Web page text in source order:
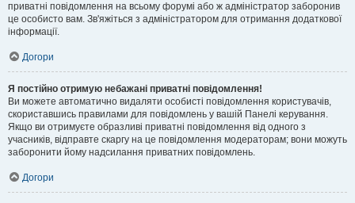
приватні повідомлення на всьому форумі або ж адміністратор заборонив
це особисто вам. Зв'яжіться з адміністратором для отримання додаткової
інформації.
Догори
Я постійно отримую небажані приватні повідомлення!
Ви можете автоматично видаляти особисті повідомлення користувачів,
скориставшись правилами для повідомлень у вашій Панелі керування.
Якщо ви отримуєте образливі приватні повідомлення від одного з
учасників, відправте скаргу на це повідомлення модераторам; вони можуть
заборонити йому надсилання приватних повідомлень.
Догори